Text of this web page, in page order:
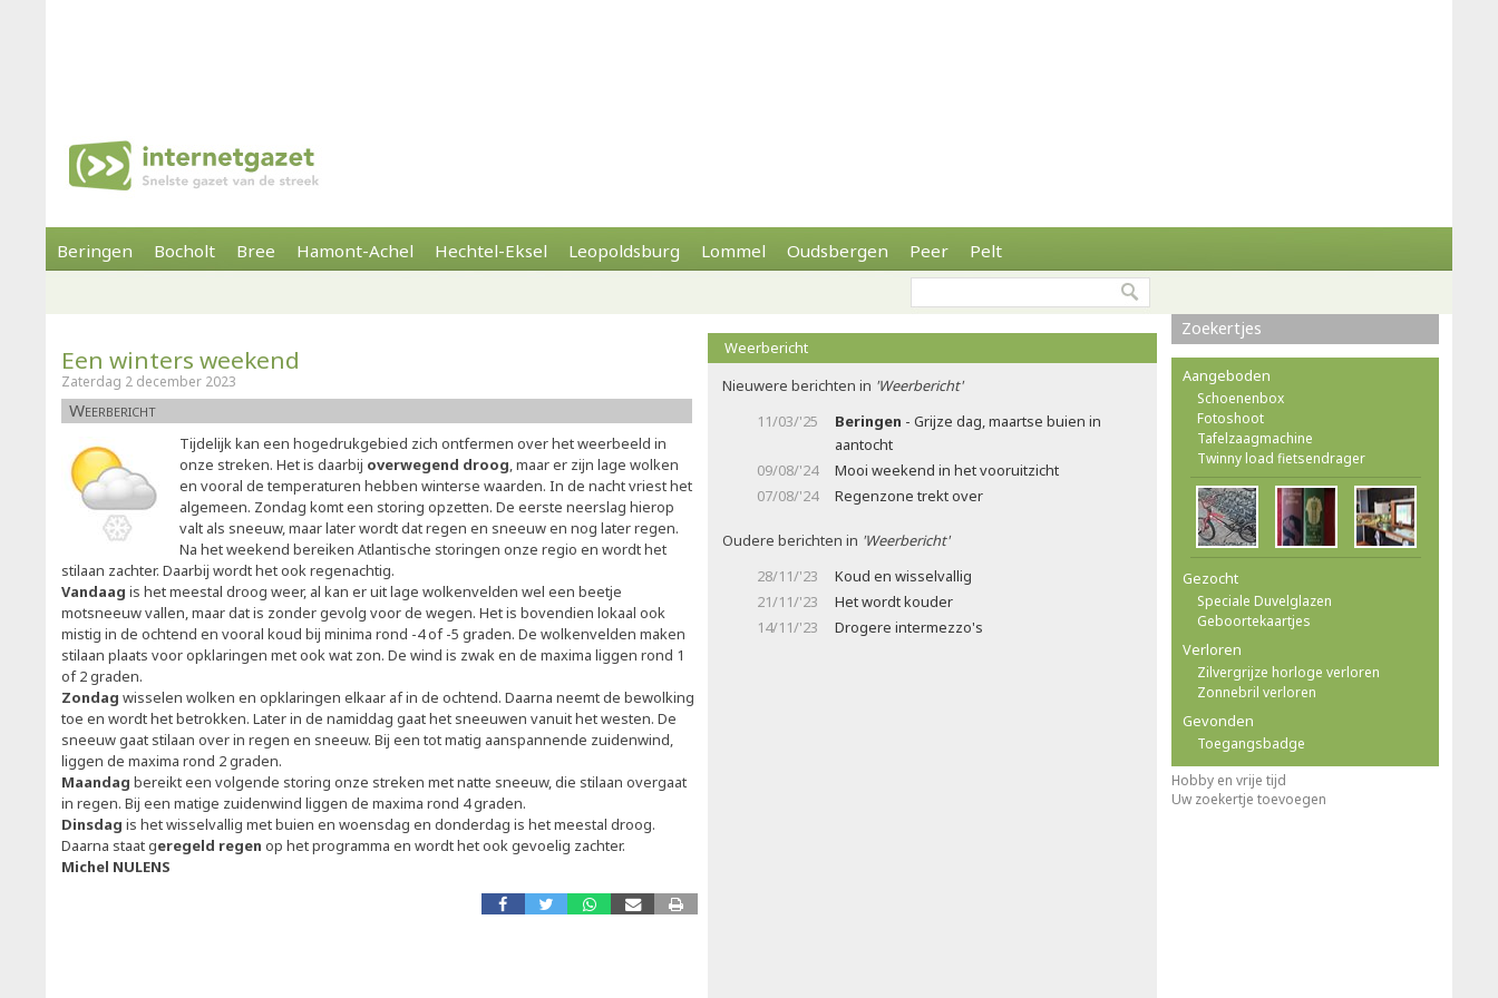
Beringen Bocholt Bree Hamont-Achel Hechtel-Eksel Leopoldsburg Lommel Oudsbergen Peer Pelt
Een winters weekend
Zaterdag 2 december 2023
Weerbericht
Tijdelijk kan een hogedrukgebied zich ontfermen over het weerbeeld in
onze streken. Het is daarbij overwegend droog, maar er zijn lage wolken
en vooral de temperaturen hebben winterse waarden. In de nacht vriest het
algemeen. Zondag komt een storing opzetten. De eerste neerslag hierop
valt als sneeuw, maar later wordt dat regen en sneeuw en nog later regen.
Na het weekend bereiken Atlantische storingen onze regio en wordt het
stilaan zachter. Daarbij wordt het ook regenachtig.
Vandaag is het meestal droog weer, al kan er uit lage wolkenvelden wel een beetje
motsneeuw vallen, maar dat is zonder gevolg voor de wegen. Het is bovendien lokaal ook
mistig in de ochtend en vooral koud bij minima rond -4 of -5 graden. De wolkenvelden maken
stilaan plaats voor opklaringen met ook wat zon. De wind is zwak en de maxima liggen rond 1
of 2 graden.
Zondag wisselen wolken en opklaringen elkaar af in de ochtend. Daarna neemt de bewolking
toe en wordt het betrokken. Later in de namiddag gaat het sneeuwen vanuit het westen. De
sneeuw gaat stilaan over in regen en sneeuw. Bij een tot matig aanspannende zuidenwind,
liggen de maxima rond 2 graden.
Maandag bereikt een volgende storing onze streken met natte sneeuw, die stilaan overgaat
in regen. Bij een matige zuidenwind liggen de maxima rond 4 graden.
Dinsdag is het wisselvallig met buien en woensdag en donderdag is het meestal droog.
Daarna staat geregeld regen op het programma en wordt het ook gevoelig zachter.
Michel NULENS
Weerbericht
Nieuwere berichten in 'Weerbericht'
11/03/'25
Beringen - Grijze dag, maartse buien in
aantocht
09/08/'24
Mooi weekend in het vooruitzicht
07/08/'24
Regenzone trekt over
Oudere berichten in 'Weerbericht'
28/11/'23
Koud en wisselvallig
21/11/'23
Het wordt kouder
14/11/'23
Drogere intermezzo's
Zoekertjes
Aangeboden
Schoenenbox
Fotoshoot
Tafelzaagmachine
Twinny load fietsendrager
Gezocht
Speciale Duvelglazen
Geboortekaartjes
Verloren
Zilvergrijze horloge verloren
Zonnebril verloren
Gevonden
Toegangsbadge
Hobby en vrije tijd
Uw zoekertje toevoegen